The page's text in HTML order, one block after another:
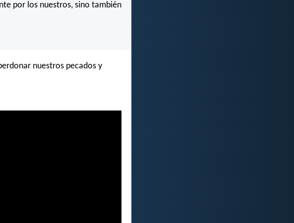
por los nuestros, sino también
nuestros pecados y